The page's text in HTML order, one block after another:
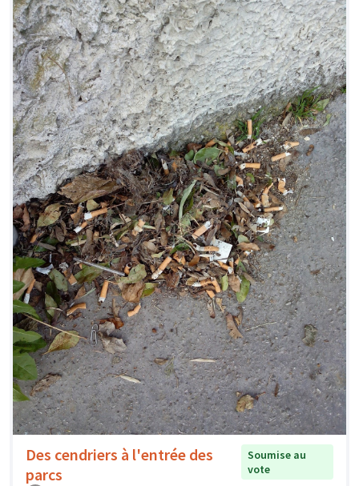
Des cendriers à l'entrée des
parcs
Soumise au
vote